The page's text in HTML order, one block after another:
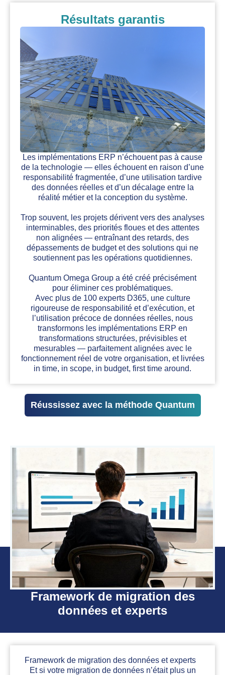
Résultats garantis
Les implémentations ERP n’échouent pas à cause
de la technologie — elles échouent en raison d’une
responsabilité fragmentée, d’une utilisation tardive
des données réelles et d’un décalage entre la
réalité métier et la conception du système.
Trop souvent, les projets dérivent vers des analyses
interminables, des priorités floues et des attentes
non alignées — entraînant des retards, des
dépassements de budget et des solutions qui ne
soutiennent pas les opérations quotidiennes.
Quantum Omega Group a été créé précisément
pour éliminer ces problématiques.
Avec plus de 100 experts D365, une culture
rigoureuse de responsabilité et d’exécution, et
l’utilisation précoce de données réelles, nous
transformons les implémentations ERP en
transformations structurées, prévisibles et
mesurables — parfaitement alignées avec le
fonctionnement réel de votre organisation, et livrées
in time, in scope, in budget, first time around.
Réussissez avec la méthode Quantum
Framework de migration des
données et experts
Framework de migration des données et experts
Et si votre migration de données n’était plus un